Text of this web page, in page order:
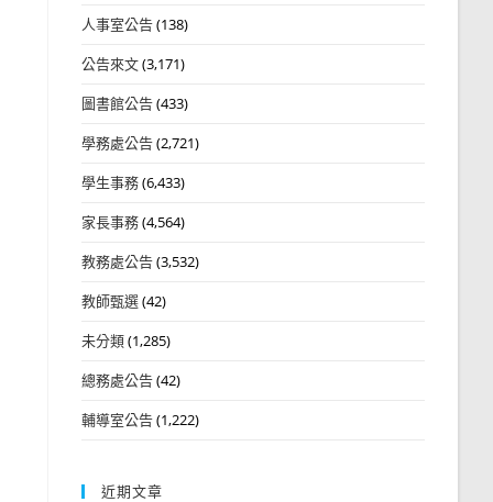
人事室公告(138)
公告來文(3,171)
圖書館公告(433)
學務處公告(2,721)
學生事務(6,433)
家長事務(4,564)
教務處公告(3,532)
教師甄選(42)
未分類(1,285)
總務處公告(42)
輔導室公告(1,222)
近期文章